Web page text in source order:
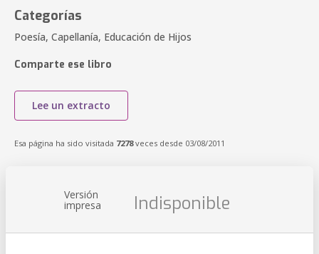
Categorías
Poesía, Capellanía, Educación de Hijos
Comparte ese libro
Lee un extracto
Esa página ha sido visitada 7278veces desde 03/08/2011
Versión
impresa Indisponible